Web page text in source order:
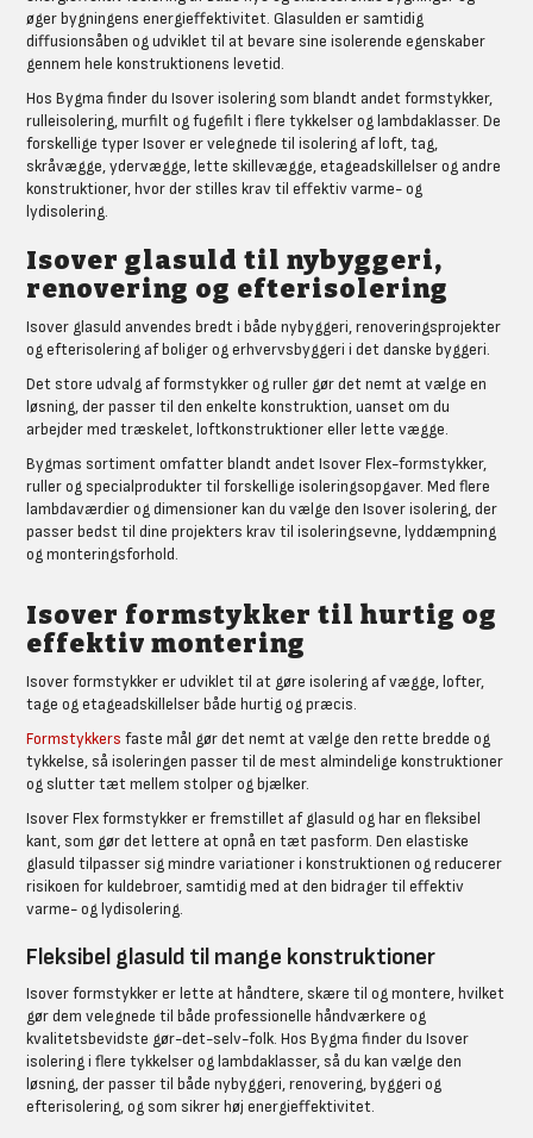
øger bygningens energieffektivitet. Glasulden er samtidig
diffusionsåben og udviklet til at bevare sine isolerende egenskaber
gennem hele konstruktionens levetid.
Hos Bygma finder du Isover isolering som blandt andet formstykker,
rulleisolering, murfilt og fugefilt i flere tykkelser og lambdaklasser. De
forskellige typer Isover er velegnede til isolering af loft, tag,
skråvægge, ydervægge, lette skillevægge, etageadskillelser og andre
konstruktioner, hvor der stilles krav til effektiv varme- og
lydisolering.
Isover glasuld til nybyggeri,
renovering og efterisolering
Isover glasuld anvendes bredt i både nybyggeri, renoveringsprojekter
og efterisolering af boliger og erhvervsbyggeri i det danske byggeri.
Det store udvalg af formstykker og ruller gør det nemt at vælge en
løsning, der passer til den enkelte konstruktion, uanset om du
arbejder med træskelet, loftkonstruktioner eller lette vægge.
Bygmas sortiment omfatter blandt andet Isover Flex-formstykker,
ruller og specialprodukter til forskellige isoleringsopgaver. Med flere
lambdaværdier og dimensioner kan du vælge den Isover isolering, der
passer bedst til dine projekters krav til isoleringsevne, lyddæmpning
og monteringsforhold.
Isover formstykker til hurtig og
effektiv montering
Isover formstykker er udviklet til at gøre isolering af vægge, lofter,
tage og etageadskillelser både hurtig og præcis.
Formstykkers faste mål gør det nemt at vælge den rette bredde og
tykkelse, så isoleringen passer til de mest almindelige konstruktioner
og slutter tæt mellem stolper og bjælker.
Isover Flex formstykker er fremstillet af glasuld og har en fleksibel
kant, som gør det lettere at opnå en tæt pasform. Den elastiske
glasuld tilpasser sig mindre variationer i konstruktionen og reducerer
risikoen for kuldebroer, samtidig med at den bidrager til effektiv
varme- og lydisolering.
Fleksibel glasuld til mange konstruktioner
Isover formstykker er lette at håndtere, skære til og montere, hvilket
gør dem velegnede til både professionelle håndværkere og
kvalitetsbevidste gør-det-selv-folk. Hos Bygma finder du Isover
isolering i flere tykkelser og lambdaklasser, så du kan vælge den
løsning, der passer til både nybyggeri, renovering, byggeri og
efterisolering, og som sikrer høj energieffektivitet.